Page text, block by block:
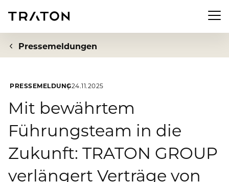
Zur Übersichtsseite: Unternehmen
Über uns
Strategie
Investor Relations
Zur Übersichtsseite: Investor Relations
Pressemeldungen
PRESSEMELDUNG24.11.2025
Mit bewährtem
Führungsteam in die
Zukunft: TRATON GROUP
verlängert Verträge von